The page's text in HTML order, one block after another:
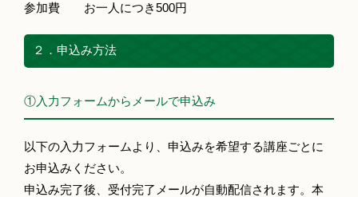
参加費 お一人につき500円
２．申込み方法
①入力フォームからメールで申込み
以下の入力フォームより、申込みを希望する講座ごとに
お申込みください。
申込み完了後、受付完了メールが自動配信されます。本